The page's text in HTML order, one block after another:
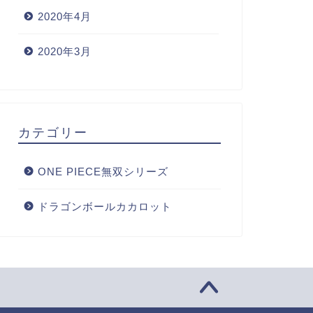
2020年4月
2020年3月
カテゴリー
ONE PIECE無双シリーズ
ドラゴンボールカカロット